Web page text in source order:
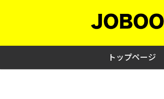
トップページ